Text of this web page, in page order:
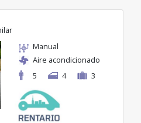
Manual
Aire acondicionado
5
4 3